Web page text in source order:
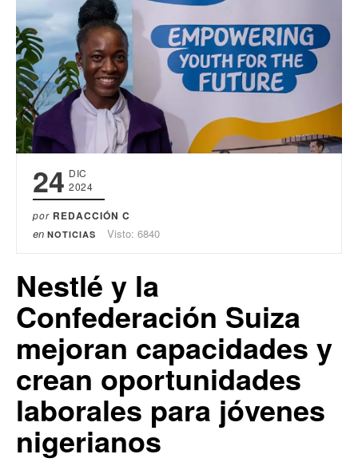
24 DIC
2024
por REDACCIÓN C
en NOTICIAS Visto: 6840
Nestlé y la
Confederación Suiza
mejoran capacidades y
crean oportunidades
laborales para jóvenes
nigerianos